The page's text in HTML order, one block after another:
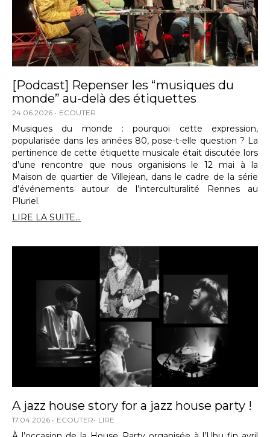
[Podcast] Repenser les “musiques du
monde” au-delà des étiquettes
24.06.2026 ECOUTER
Musiques du monde : pourquoi cette expression,
popularisée dans les années 80, pose-t-elle question ? La
pertinence de cette étiquette musicale était discutée lors
d’une rencontre que nous organisions le 12 mai à la
Maison de quartier de Villejean, dans le cadre de la série
d’événements autour de l’interculturalité Rennes au
Pluriel.
LIRE LA SUITE...
A jazz house story for a jazz house party !
17.04.2026 ECOUTER LIRE